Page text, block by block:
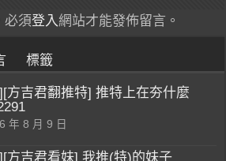
必須登入網站才能發佈留言。
標籤
方吉君翻推特] 推特上在夯什麼
年 8 月 9 日
方吉君看妹] 我推(特)的妹子